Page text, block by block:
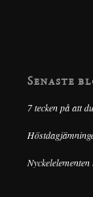
Senaste
7 tecken på att